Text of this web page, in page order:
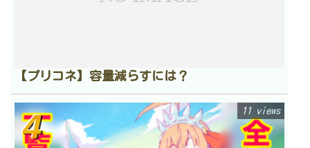
【プリコネ】容量減らすには？
11 views